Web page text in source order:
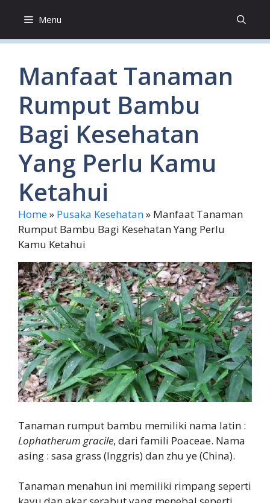
content
Menu
Manfaat Tanaman
Rumput Bambu
Bagi Kesehatan
Yang Perlu Kamu
Ketahui
Home» Pusaka Kesehatan» Manfaat Tanaman
Rumput Bambu Bagi Kesehatan Yang Perlu
Kamu Ketahui
Tanaman rumput bambu memiliki nama latin :
Lophatherum gracile, dari famili Poaceae. Nama
asing : sasa grass (Inggris) dan zhu ye (China).
Tanaman menahun ini memiliki rimpang seperti